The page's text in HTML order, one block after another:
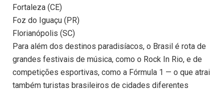
Fortaleza (CE)
Foz do Iguaçu (PR)
Florianópolis (SC)
Para além dos destinos paradisíacos, o Brasil é rota de
grandes festivais de música, como o Rock In Rio, e de
competições esportivas, como a Fórmula 1 — o que atrai
também turistas brasileiros de cidades diferentes